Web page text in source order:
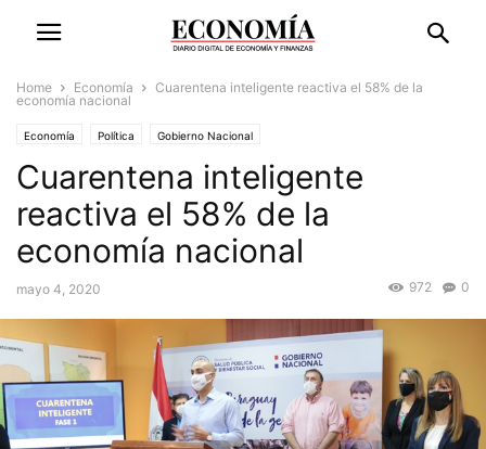
Home Economía
Cuarentena inteligente reactiva el 58% de la
economía nacional
Economía Política Gobierno Nacional
Cuarentena inteligente
reactiva el 58% de la
economía nacional
mayo 4, 2020 0
972